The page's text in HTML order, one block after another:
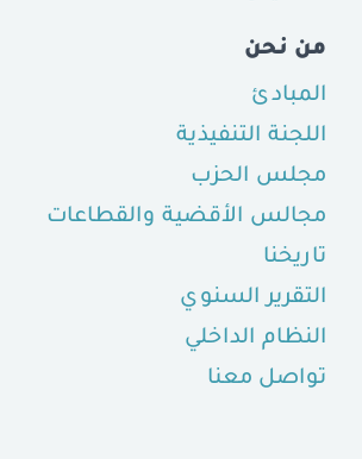
من نحن
المبادئ
اللجنة التنفيذية
مجلس الحزب
مجالس الأقضية والقطاعات
تاريخنا
التقرير السنوي
النظام الداخلي
تواصل معنا